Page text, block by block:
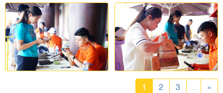
1 2 3 . »